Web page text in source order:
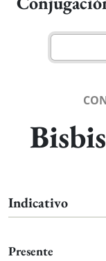
Indicativo
Presente